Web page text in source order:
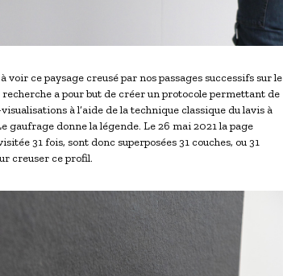
voir ce paysage creusé par nos passages successifs sur le
recherche a pour but de créer un protocole permettant de
à l’aide de la technique classique du lavis à
gaufrage donne la légende. Le 26 mai 2021 la page
31 fois, sont donc superposées 31 couches, ou 31
creuser ce profil.